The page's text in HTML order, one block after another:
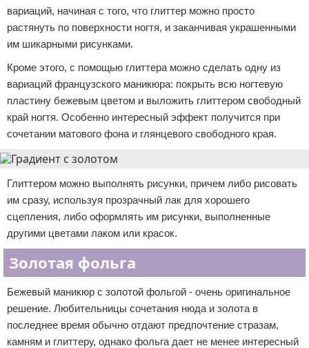
вариаций, начиная с того, что глиттер можно просто
растянуть по поверхности ногтя, и заканчивая украшенными
им шикарными рисунками.
Кроме этого, с помощью глиттера можно сделать одну из
вариаций французского маникюра: покрыть всю ногтевую
пластину бежевым цветом и выложить глиттером свободный
край ногтя. Особенно интересный эффект получится при
сочетании матового фона и глянцевого свободного края.
Глиттером можно выполнять рисунки, причем либо рисовать
им сразу, используя прозрачный лак для хорошего
сцепления, либо оформлять им рисунки, выполненные
другими цветами лаком или красок.
Золотая фольга
Бежевый маникюр с золотой фольгой - очень оригинальное
решение. Любительницы сочетания нюда и золота в
последнее время обычно отдают предпочтение стразам,
камням и глиттеру, однако фольга дает не менее интересный